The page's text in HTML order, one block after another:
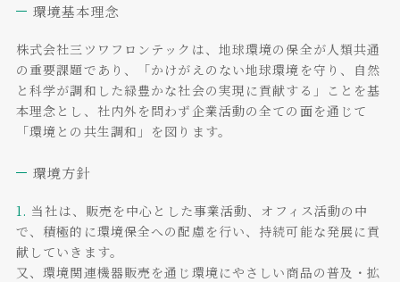
環境基本理念
株式会社三ツワフロンテックは、地球環境の保全が人類共通
の重要課題であり、「かけがえのない地球環境を守り、自然
と科学が調和した緑豊かな社会の実現に貢献する」ことを基
本理念とし、社内外を問わず企業活動の全ての面を通じて
「環境との共生調和」を図ります。
環境方針
1. 当社は、販売を中心とした事業活動、オフィス活動の中
で、積極的に環境保全への配慮を行い、持続可能な発展に貢
献していきます。
又、環境関連機器販売を通じ環境にやさしい商品の普及・拡